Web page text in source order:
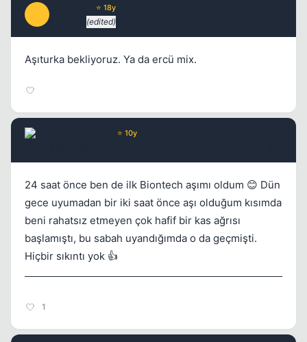
⭐ 18y
(edited)
Aşıturka bekliyoruz. Ya da ercü mix.
⭐ 10y
24 saat önce ben de ilk Biontech aşımı oldum 😊 Dün
gece uyumadan bir iki saat önce aşı olduğum kısımda
beni rahatsız etmeyen çok hafif bir kas ağrısı
başlamıştı, bu sabah uyandığımda o da geçmişti.
Hiçbir sıkıntı yok 👍
1